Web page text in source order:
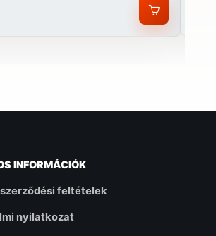
INFORMÁCIÓK
feltételek
nyilatkozat